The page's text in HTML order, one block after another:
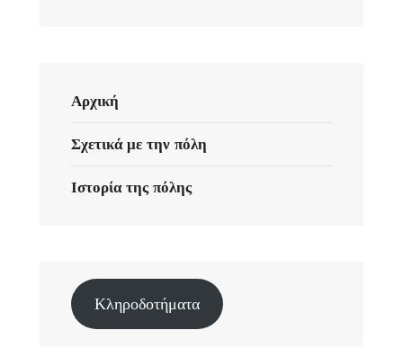
Αρχική
Σχετικά με την πόλη
Ιστορία της πόλης
Κληροδοτήματα